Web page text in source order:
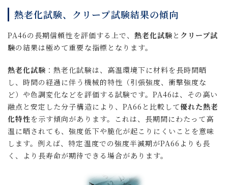
熱老化試験、クリープ試験結果の傾向
PA46の長期信頼性を評価する上で、 熱老化試験 と クリープ試
験の結果は極めて重要な指標となります。
熱老化試験 ：熱老化試験は、高温環境下に材料を長時間晒
し、時間の経過に伴う機械的特性（引張強度、衝撃強度な
ど）や色調変化などを評価する試験です。PA46は、その高い
融点と安定した分子構造により、PA66と比較して優れた熱老
化特性を示す傾向があります。これは、長期間にわたって高
温に晒されても、強度低下や脆化が起こりにくいことを意味
します。例えば、特定温度での強度半減期がPA66よりも長
く、より長寿命が期待できる場合があります。